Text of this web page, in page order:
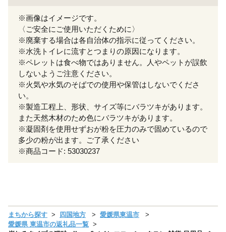
※画像はイメージです。
〈ご安全にご使用いただくために〉
※廃棄する場合は各自治体の指示に従ってください。
※水洗トイレに流すとつまりの原因になります。
※ペレットは食べ物ではありません。人やペットが誤飲
しないようご注意ください。
※火気や水気のそばでの使用や保管はしないでくださ
い。
※製造工程上、形状、サイズ等にバラツキがあります。
また天然木材のため色にバラツキがあります。
※凝固剤を使用せずおが粉を圧力のみで固めているので
多少の粉が出ます。ご了承ください
※商品コード: 53030237
まちから探す 四国地方
愛媛県東温市
愛媛県 東温市の返礼品一覧